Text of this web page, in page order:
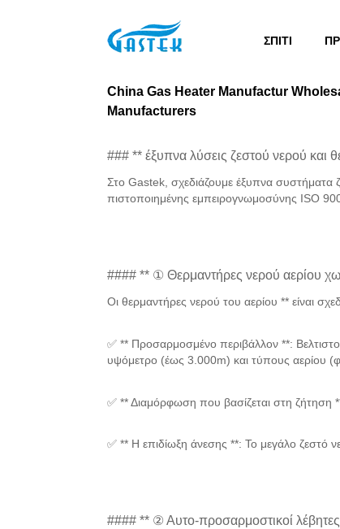
ΣΠΊΤΙ
Σπίτι > Προϊόντα China Gas Heater Manufactur
China Gas Heater Manufactur
Manufacturers
### ** έξυπνα λύσεις ζεστού νερού και
Στο Gastek, σχεδιάζουμε έξυπνα συστήματα
πιστοποιημένης εμπειρογνωμοσύνης ISO
#### ** ① Θερμαντήρες νερού αερίου
Οι θερμαντήρες νερού του αερίου ** είναι
✅ ** Προσαρμοσμένο περιβάλλον **:
υψόμετρο (έως 3.000m) και τύπους αερίου
✅ ** Διαμόρφωση που βασίζεται στη
✅ ** Η επιδίωξη άνεσης **: Το μεγάλο ζεστό
#### ** ② Αυτο-προσαρμοστικοί